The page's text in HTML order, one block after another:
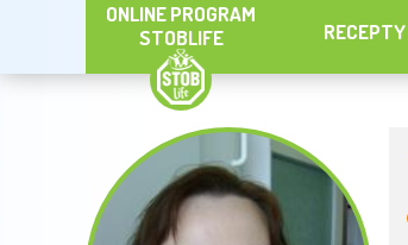
ONLINE PROGRAM
STOBLIFE
RECEPTY